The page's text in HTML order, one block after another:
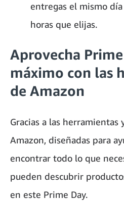
entregas el mismo
horas que elijas.
Aprovecha
máximo con las
de Amazon
Gracias a las
Amazon, diseñadas para
encontrar todo lo que
pueden descubrir
en este Prime Day.